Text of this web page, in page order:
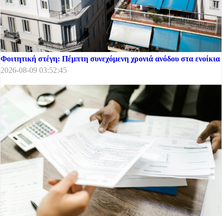
Φοιτητική στέγη: Πέμπτη συνεχόμενη χρονιά ανόδου στα ενοίκια
2026-08-09 03:52:45